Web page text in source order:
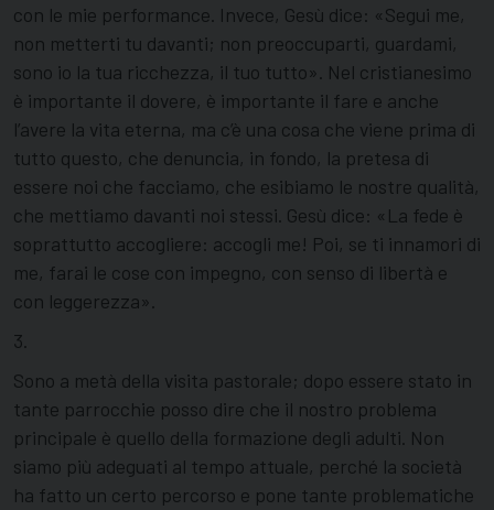
con le mie performance. Invece, Gesù dice: «Segui me,
non metterti tu davanti; non preoccuparti, guardami,
sono io la tua ricchezza, il tuo tutto». Nel cristianesimo
è importante il dovere, è importante il fare e anche
l’avere la vita eterna, ma c’è una cosa che viene prima di
tutto questo, che denuncia, in fondo, la pretesa di
essere noi che facciamo, che esibiamo le nostre qualità,
che mettiamo davanti noi stessi. Gesù dice: «La fede è
soprattutto accogliere: accogli me! Poi, se ti innamori di
me, farai le cose con impegno, con senso di libertà e
con leggerezza».
3.
Sono a metà della visita pastorale; dopo essere stato in
tante parrocchie posso dire che il nostro problema
principale è quello della formazione degli adulti. Non
siamo più adeguati al tempo attuale, perché la società
ha fatto un certo percorso e pone tante problematiche